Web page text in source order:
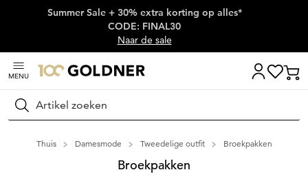
Skip naar hoofdinhoud
Summer Sale + 30% extra korting op alles*
CODE: FINAL30
Naar de sale
MENU
Zoeken
Thuis Damesmode Tweedelige outfit Broekpakken
Broekpakken